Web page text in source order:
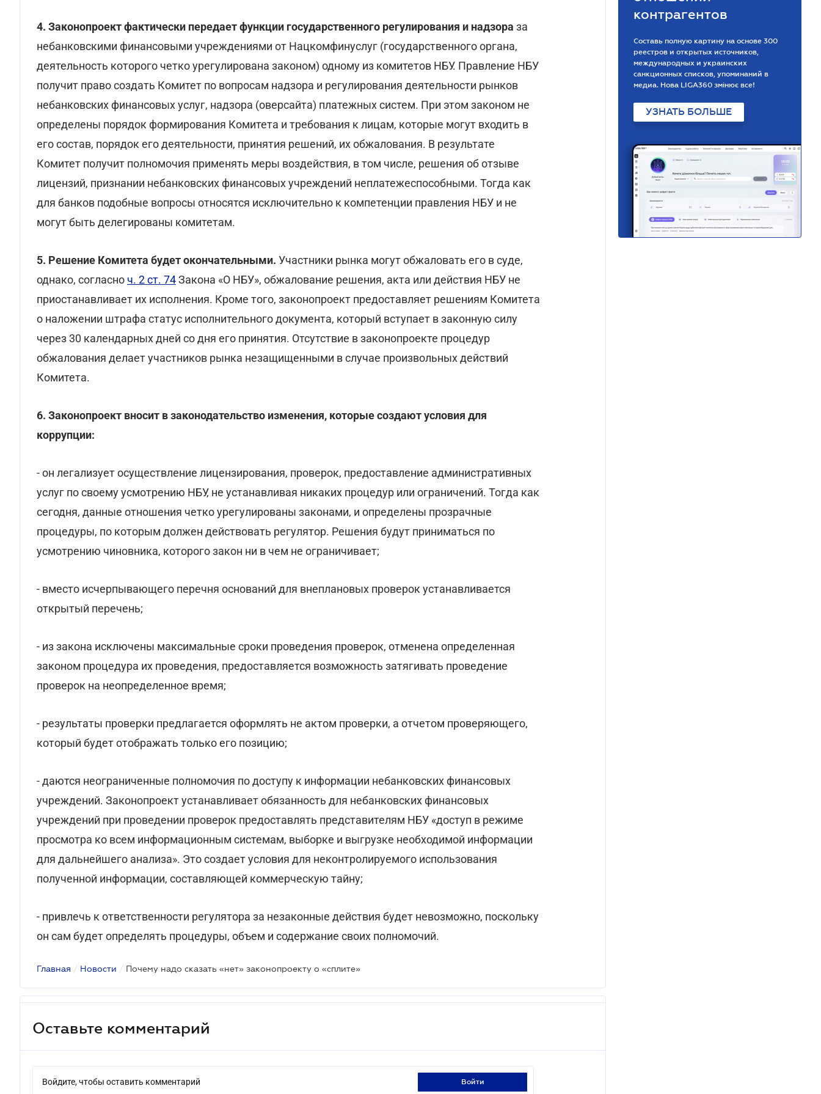
4. Законопроект фактически передает функции государственного регулирования и надзора за
небанковскими финансовыми учреждениями от Нацкомфинуслуг (государственного органа,
деятельность которого четко урегулирована законом) одному из комитетов НБУ. Правление НБУ
получит право создать Комитет по вопросам надзора и регулирования деятельности рынков
небанковских финансовых услуг, надзора (оверсайта) платежных систем. При этом законом не
определены порядок формирования Комитета и требования к лицам, которые могут входить в
его состав, порядок его деятельности, принятия решений, их обжалования. В результате
Комитет получит полномочия применять меры воздействия, в том числе, решения об отзыве
лицензий, признании небанковских финансовых учреждений неплатежеспособными. Тогда как
для банков подобные вопросы относятся исключительно к компетенции правления НБУ и не
могут быть делегированы комитетам.
5. Решение Комитета будет окончательными. Участники рынка могут обжаловать его в суде,
однако, согласно ч. 2 ст. 74Закона «О НБУ», обжалование решения, акта или действия НБУ не
приостанавливает их исполнения. Кроме того, законопроект предоставляет решениям Комитета
о наложении штрафа статус исполнительного документа, который вступает в законную силу
через 30 календарных дней со дня его принятия. Отсутствие в законопроекте процедур
обжалования делает участников рынка незащищенными в случае произвольных действий
Комитета.
6. Законопроект вносит в законодательство изменения, которые создают условия для
коррупции:
- он легализует осуществление лицензирования, проверок, предоставление административных
услуг по своему усмотрению НБУ, не устанавливая никаких процедур или ограничений. Тогда как
сегодня, данные отношения четко урегулированы законами, и определены прозрачные
процедуры, по которым должен действовать регулятор. Решения будут приниматься по
усмотрению чиновника, которого закон ни в чем не ограничивает;
- вместо исчерпывающего перечня оснований для внеплановых проверок устанавливается
открытый перечень;
- из закона исключены максимальные сроки проведения проверок, отменена определенная
законом процедура их проведения, предоставляется возможность затягивать проведение
проверок на неопределенное время;
- результаты проверки предлагается оформлять не актом проверки, а отчетом проверяющего,
который будет отображать только его позицию;
- даются неограниченные полномочия по доступу к информации небанковских финансовых
учреждений. Законопроект устанавливает обязанность для небанковских финансовых
учреждений при проведении проверок предоставлять представителям НБУ «доступ в режиме
просмотра ко всем информационным системам, выборке и выгрузке необходимой информации
для дальнейшего анализа». Это создает условия для неконтролируемого использования
полученной информации, составляющей коммерческую тайну;
- привлечь к ответственности регулятора за незаконные действия будет невозможно, поскольку
он сам будет определять процедуры, объем и содержание своих полномочий.
Главная / Новости / Почему надо сказать «нет» законопроекту о «сплите»
Оставьте комментарий
Войдите, чтобы оставить комментарий войти
контрагентов
Составь полную картину на основе 300
реестров и открытых источников,
международных и украинских
санкционных списков, упоминаний в
медиа. Нова LIGA360 змінює все!
УЗНАТЬ БОЛЬШЕ